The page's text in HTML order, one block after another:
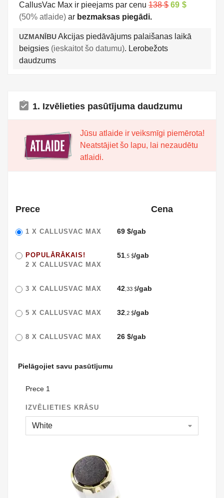
CallusVac Max ir pieejams par cenu 138 $ 69 $
(50% atlaide) ar bezmaksas piegādi.
UZMANĪBUAkcijas piedāvājums palaišanas laikā
beigsies (ieskaitot šo datumu). Lerobežots
daudzums
assignment_turned_in 1. Izvēlieties pasūtījuma daudzumu
Jūsu atlaide ir veiksmīgi piemērota!
Neatstājiet šo lapu, lai nezaudētu
atlaidi.
Prece Cena
1 X CALLUSVAC MAX 69 $/gab
POPULĀRĀKAIS!
2 X CALLUSVAC MAX
51 ,5 $/gab
3 X CALLUSVAC MAX 42 ,33 $/gab
5 X CALLUSVAC MAX 32 ,2 $/gab
8 X CALLUSVAC MAX 26 $/gab
Pielāgojiet savu pasūtījumu
Prece 1
IZVĒLIETIES KRĀSU